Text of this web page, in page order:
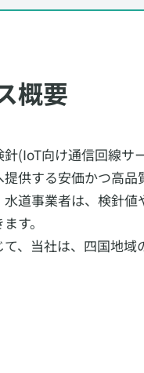
概要
(IoT向け通信回線サ
供する安価かつ高品
水道事業者は、検針
す。
、当社は、四国地域